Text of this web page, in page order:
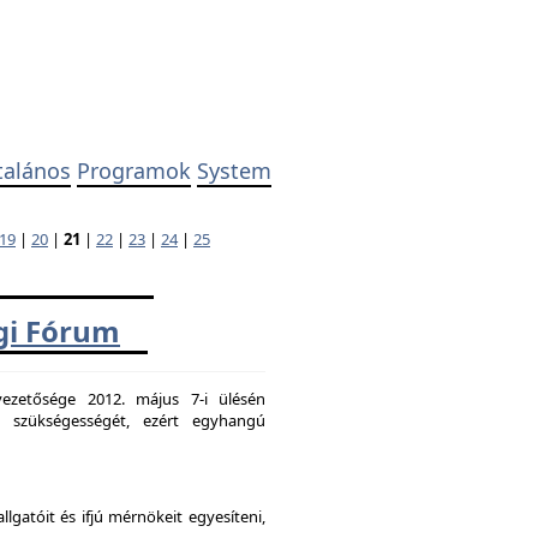
Programok System
19 | 20 | 21 | 22 | 23 | 24| 25
Fórum
2012. május 7-i ülésén
ezért egyhangú
és ifjú mérnökeit egyesíteni,